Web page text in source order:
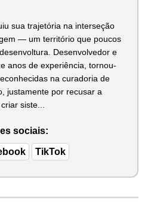
sua trajetória na interseção
— um território que poucos
Desenvolvedor e
anos de experiência, tornou-
na curadoria de
justamente por recusar a
siste...
sociais:
TikTok